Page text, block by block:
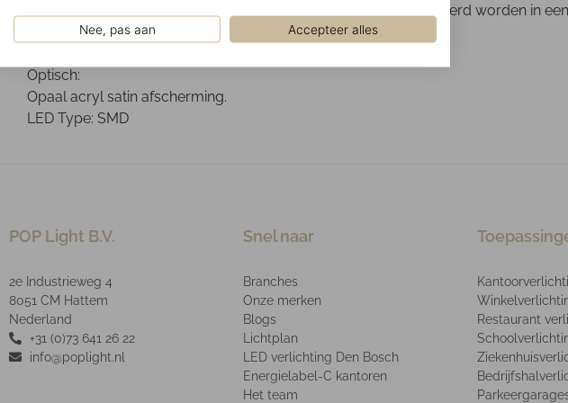
Nee, pas aan Accepteer alles
Wand-/Plafondmontage. Het armatuur kan optioneel geïnstalleerd worden in
Ontwerp:
Optisch:
Opaal acryl satin afscherming.
LED Type: SMD
POP Light B.V.
2e Industrieweg 4
8051 CM Hattem
Nederland
+31 (0)73 641 26 22
info@poplight.nl
Snel naar
Branches
Onze merken
Blogs
Lichtplan
LED verlichting Den Bosch
Energielabel-C kantoren
Het team
Restaurant